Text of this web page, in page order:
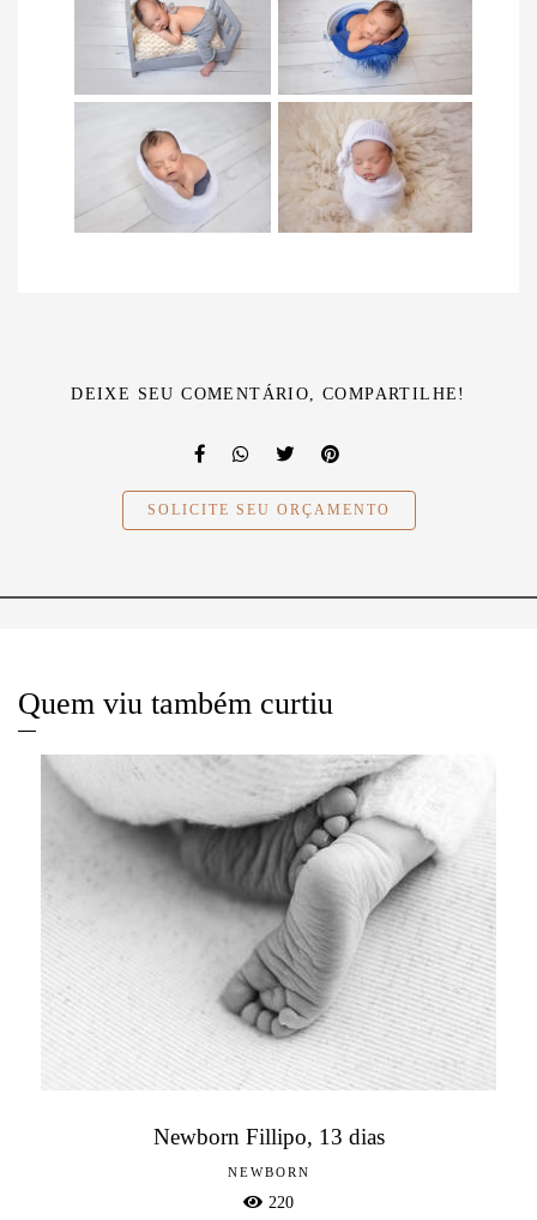
DEIXE SEU COMENTÁRIO, COMPARTILHE!
SOLICITE SEU ORÇAMENTO
Quem viu também curtiu
Newborn Fillipo, 13 dias
NEWBORN
220